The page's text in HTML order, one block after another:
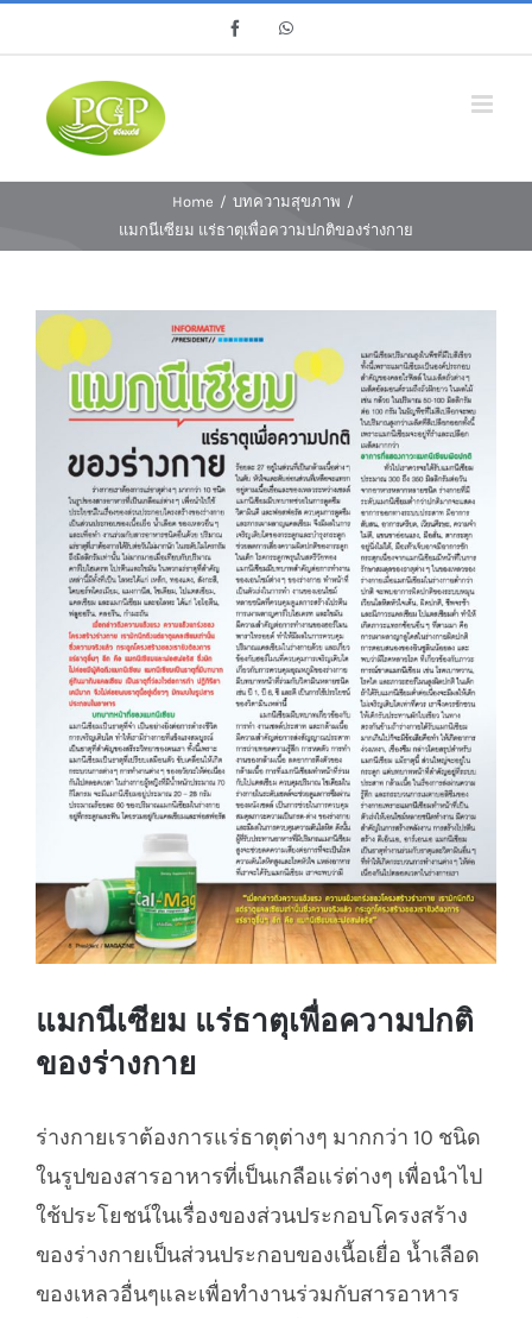
content
FacebookWhatsapp
Home / บทความสุขภาพ /
แมกนีเซียม แร่ธาตุเพื่อความปกติของร่างกาย
แมกนีเซียม แร่ธาตุเพื่อความปกติ
ของร่างกาย
ร่างกายเราต้องการแร่ธาตุต่างๆ มากกว่า 10 ชนิด
ในรูปของสารอาหารที่เป็นเกลือแร่ต่างๆ เพื่อนำไป
ใช้ประโยชน์ในเรื่องของส่วนประกอบโครงสร้าง
ของร่างกายเป็นส่วนประกอบของเนื้อเยื่อ น้ำเลือด
ของเหลวอื่นๆและเพื่อทำงานร่วมกับสารอาหาร